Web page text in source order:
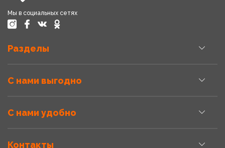
Мы в социальных сетях
Разделы
С нами выгодно
С нами удобно
Контакты